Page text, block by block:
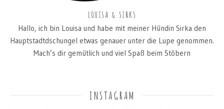
LOUISA & SIRKS
Hallo, ich bin Louisa und habe mit meiner Hündin Sirka den
Hauptstadtdschungel etwas genauer unter die Lupe genommen.
Mach’s dir gemütlich und viel Spaß beim Stöbern
INSTAGRAM